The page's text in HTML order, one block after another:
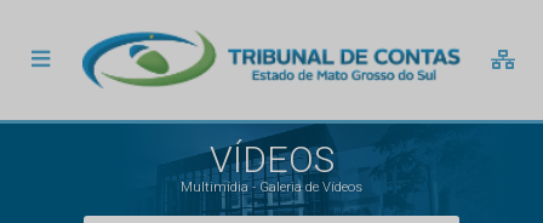
VÍDEOS
Multimídia - Galeria de Vídeos